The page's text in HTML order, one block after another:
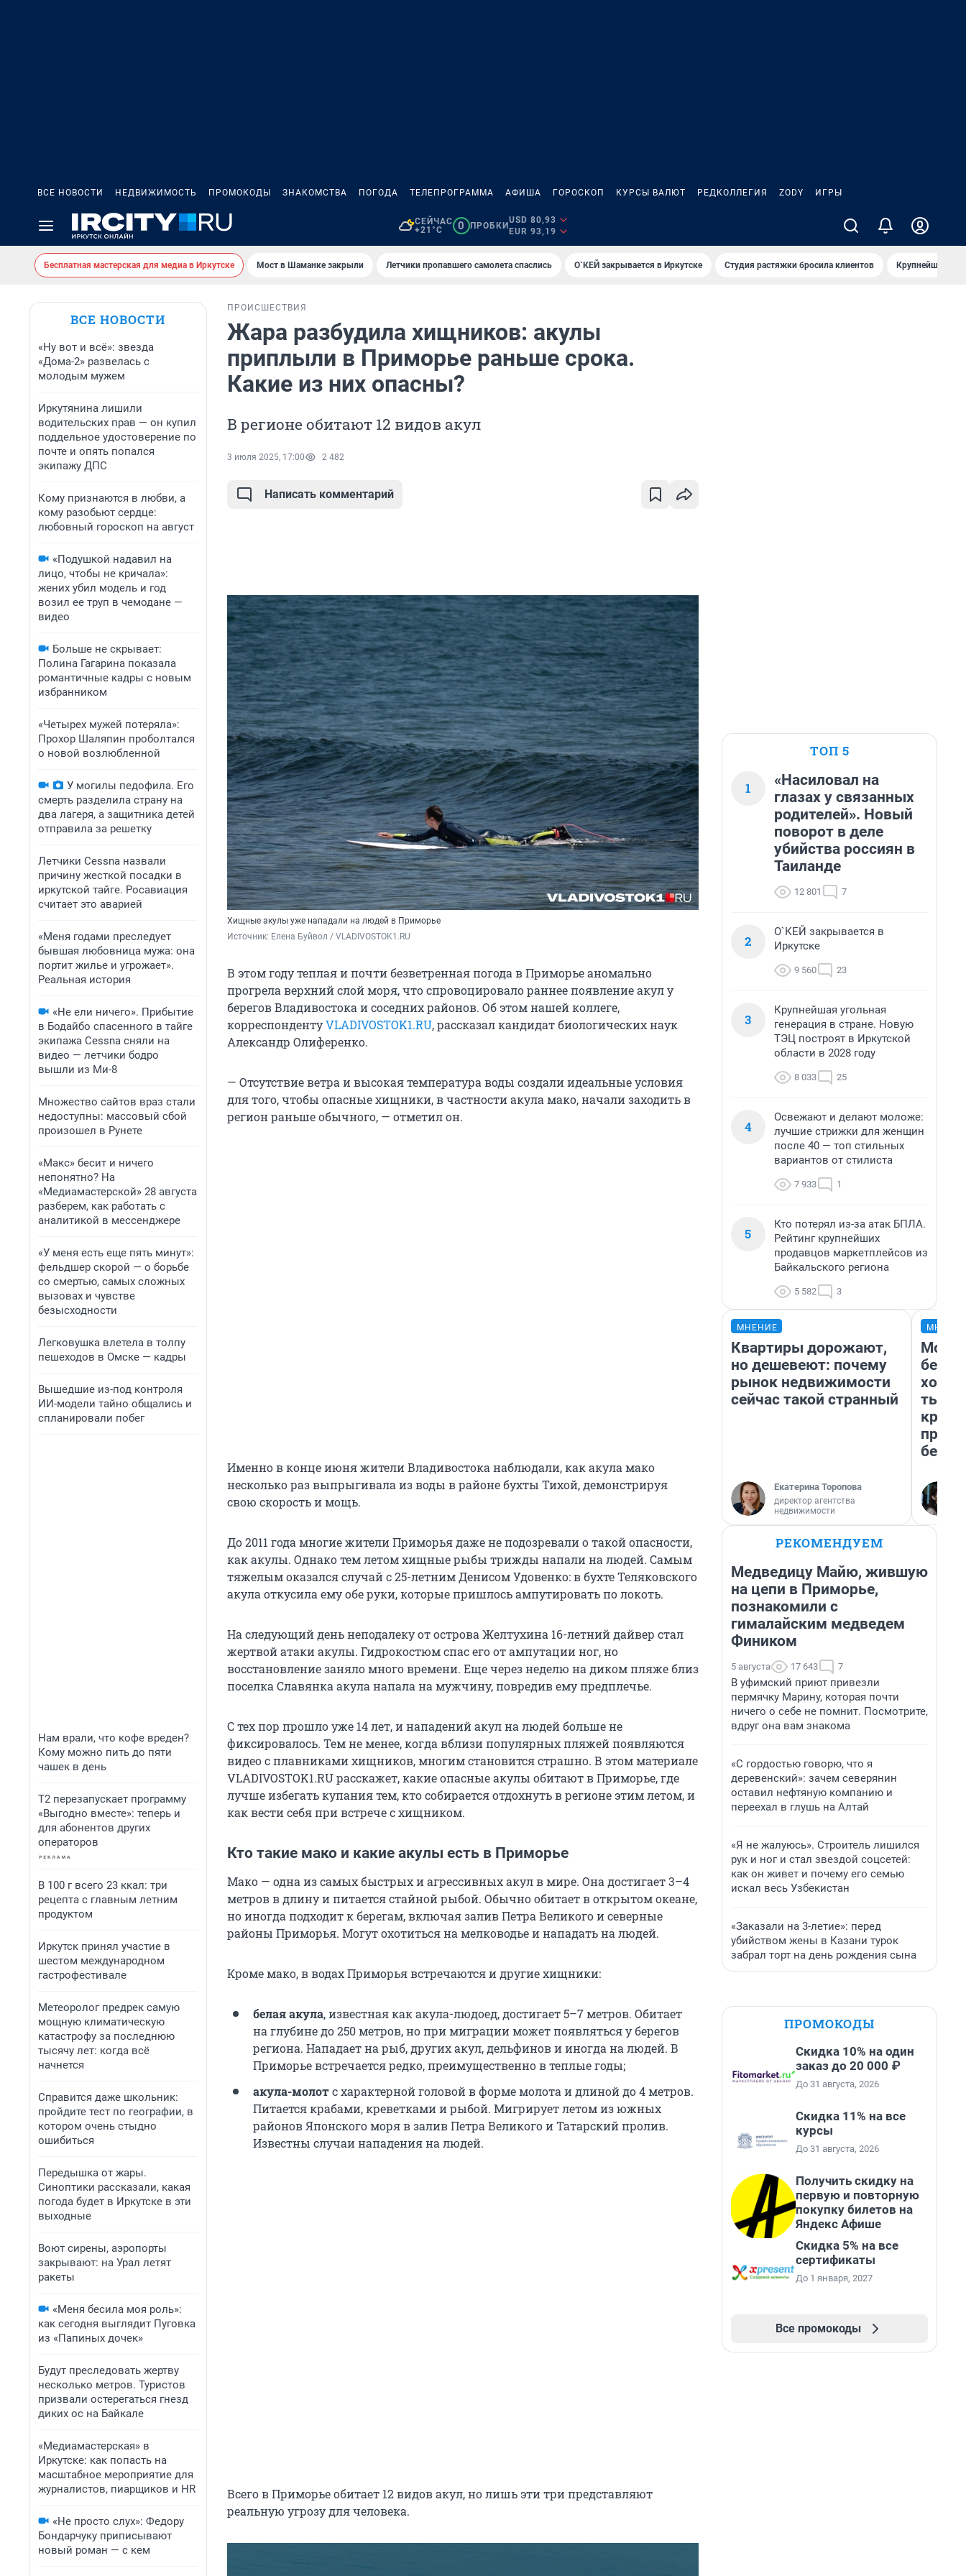
ВСЕ НОВОСТИ НЕДВИЖИМОСТЬ ПРОМОКОДЫ ЗНАКОМСТВА ПОГОДА ТЕЛЕПРОГРАММА АФИША ГОРОСКОП КУРСЫ ВАЛЮТ РЕДКОЛЛЕГИЯ ZODY ИГРЫ
СЕЙЧАС
+21°C
0 ПРОБКИ
USD 80,93
EUR 93,19
Бесплатная мастерская для медиа в Иркутске Мост в Шаманке закрыли Летчики пропавшего самолета спаслись О`КЕЙ закрывается в Иркутске Студия растяжки бросила клиентов Крупнейшие
ВСЕ НОВОСТИ
«Ну вот и всё»: звезда
«Дома-2» развелась с
молодым мужем
Иркутянина лишили
водительских прав — он купил
поддельное удостоверение по
почте и опять попался
экипажу ДПС
Кому признаются в любви, а
кому разобьют сердце:
любовный гороскоп на август
«Подушкой надавил на
лицо, чтобы не кричала»:
жених убил модель и год
возил ее труп в чемодане —
видео
Больше не скрывает:
Полина Гагарина показала
романтичные кадры с новым
избранником
«Четырех мужей потеряла»:
Прохор Шаляпин проболтался
о новой возлюбленной
У могилы педофила. Его
смерть разделила страну на
два лагеря, а защитника детей
отправила за решетку
Летчики Cessna назвали
причину жесткой посадки в
иркутской тайге. Росавиация
считает это аварией
«Меня годами преследует
бывшая любовница мужа: она
портит жилье и угрожает».
Реальная история
«Не ели ничего». Прибытие
в Бодайбо спасенного в тайге
экипажа Cessna сняли на
видео — летчики бодро
вышли из Ми-8
Множество сайтов враз стали
недоступны: массовый сбой
произошел в Рунете
«Макс» бесит и ничего
непонятно? На
«Медиамастерской» 28 августа
разберем, как работать с
аналитикой в мессенджере
«У меня есть еще пять минут»:
фельдшер скорой — о борьбе
со смертью, самых сложных
вызовах и чувстве
безысходности
Легковушка влетела в толпу
пешеходов в Омске — кадры
Вышедшие из-под контроля
ИИ-модели тайно общались и
спланировали побег
Нам врали, что кофе вреден?
Кому можно пить до пяти
чашек в день
Т2 перезапускает программу
«Выгодно вместе»: теперь и
для абонентов других
операторов
В 100 г всего 23 ккал: три
рецепта с главным летним
продуктом
Иркутск принял участие в
шестом международном
гастрофестивале
Метеоролог предрек самую
мощную климатическую
катастрофу за последнюю
тысячу лет: когда всё
начнется
Справится даже школьник:
пройдите тест по географии, в
котором очень стыдно
ошибиться
Передышка от жары.
Синоптики рассказали, какая
погода будет в Иркутске в эти
выходные
Воют сирены, аэропорты
закрывают: на Урал летят
ракеты
«Меня бесила моя роль»:
как сегодня выглядит Пуговка
из «Папиных дочек»
Будут преследовать жертву
несколько метров. Туристов
призвали остерегаться гнезд
диких ос на Байкале
«Медиамастерская» в
Иркутске: как попасть на
масштабное мероприятие для
журналистов, пиарщиков и HR
«Не просто слух»: Федору
Бондарчуку приписывают
новый роман — с кем
ПРОИСШЕСТВИЯ
Жара разбудила хищников: акулы
приплыли в Приморье раньше срока.
Какие из них опасны?
В регионе обитают 12 видов акул
3 июля 2025, 17:00 2 482
Написать комментарий
Хищные акулы уже нападали на людей в Приморье
Источник: Елена Буйвол / VLADIVOSTOK1.RU
В этом году теплая и почти безветренная погода в Приморье аномально
прогрела верхний слой моря, что спровоцировало раннее появление акул у
берегов Владивостока и соседних районов. Об этом нашей коллеге,
корреспондентуVLADIVOSTOK1.RU, рассказал кандидат биологических наук
Александр Олиференко.
— Отсутствие ветра и высокая температура воды создали идеальные условия
для того, чтобы опасные хищники, в частности акула мако, начали заходить в
регион раньше обычного, — отметил он.
Именно в конце июня жители Владивостока наблюдали, как акула мако
несколько раз выпрыгивала из воды в районе бухты Тихой, демонстрируя
свою скорость и мощь.
До 2011 года многие жители Приморья даже не подозревали о такой опасности,
как акулы. Однако тем летом хищные рыбы трижды напали на людей. Самым
тяжелым оказался случай с 25-летним Денисом Удовенко: в бухте Теляковского
акула откусила ему обе руки, которые пришлось ампутировать по локоть.
На следующий день неподалеку от острова Желтухина 16-летний дайвер стал
жертвой атаки акулы. Гидрокостюм спас его от ампутации ног, но
восстановление заняло много времени. Еще через неделю на диком пляже близ
поселка Славянка акула напала на мужчину, повредив ему предплечье.
С тех пор прошло уже 14 лет, и нападений акул на людей больше не
фиксировалось. Тем не менее, когда вблизи популярных пляжей появляются
видео с плавниками хищников, многим становится страшно. В этом материале
VLADIVOSTOK1.RU расскажет, какие опасные акулы обитают в Приморье, где
лучше избегать купания тем, кто собирается отдохнуть в регионе этим летом, и
как вести себя при встрече с хищником.
Кто такие мако и какие акулы есть в Приморье
Мако — одна из самых быстрых и агрессивных акул в мире. Она достигает 3–4
метров в длину и питается стайной рыбой. Обычно обитает в открытом океане,
но иногда подходит к берегам, включая залив Петра Великого и северные
районы Приморья. Могут охотиться на мелководье и нападать на людей.
Кроме мако, в водах Приморья встречаются и другие хищники:
белая акула, известная как акула-людоед, достигает 5–7 метров. Обитает
на глубине до 250 метров, но при миграции может появляться у берегов
региона. Нападает на рыб, других акул, дельфинов и иногда на людей. В
Приморье встречается редко, преимущественно в теплые годы;
акула-молотс характерной головой в форме молота и длиной до 4 метров.
Питается крабами, креветками и рыбой. Мигрирует летом из южных
районов Японского моря в залив Петра Великого и Татарский пролив.
Известны случаи нападения на людей.
Всего в Приморье обитает 12 видов акул, но лишь эти три представляют
реальную угрозу для человека.
ТОП 5
1
«Насиловал на
глазах у связанных
родителей». Новый
поворот в деле
убийства россиян в
Таиланде
12 801 7
2
О`КЕЙ закрывается в
Иркутске
9 560 23
3
Крупнейшая угольная
генерация в стране. Новую
ТЭЦ построят в Иркутской
области в 2028 году
8 033 25
4
Освежают и делают моложе:
лучшие стрижки для женщин
после 40 — топ стильных
вариантов от стилиста
7 933 1
5
Кто потерял из-за атак БПЛА.
Рейтинг крупнейших
продавцов маркетплейсов из
Байкальского региона
5 582 3
МНЕНИЕ
Квартиры дорожают,
но дешевеют: почему
рынок недвижимости
сейчас такой странный
Екатерина Торопова
директор агентства
недвижимости
Мой
РЕКОМЕНДУЕМ
Медведицу Майю, жившую
на цепи в Приморье,
познакомили с
гималайским медведем
Фиником
5 августа 17 643 7
В уфимский приют привезли
пермячку Марину, которая почти
ничего о себе не помнит. Посмотрите,
вдруг она вам знакома
«С гордостью говорю, что я
деревенский»: зачем северянин
оставил нефтяную компанию и
переехал в глушь на Алтай
«Я не жалуюсь». Строитель лишился
рук и ног и стал звездой соцсетей:
как он живет и почему его семью
искал весь Узбекистан
«Заказали на 3-летие»: перед
убийством жены в Казани турок
забрал торт на день рождения сына
ПРОМОКОДЫ
Скидка 10% на один
заказ до 20 000 ₽
До 31 августа, 2026
Скидка 11% на все
курсы
До 31 августа, 2026
Получить скидку на
первую и повторную
покупку билетов на
Яндекс Афише
Скидка 5% на все
сертификаты
До 1 января, 2027
Все промокоды